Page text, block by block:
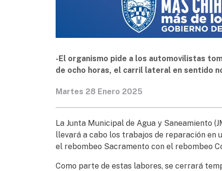
-El organismo pide a los automovilistas
de ocho horas, el carril lateral en sentido
Martes 28 Enero 2025
La Junta Municipal de Agua y Saneamiento
llevará a cabo los trabajos de reparación en
el rebombeo Sacramento con el rebombeo
Como parte de estas labores, se cerrará